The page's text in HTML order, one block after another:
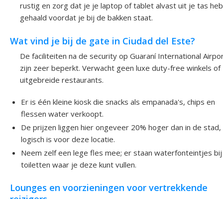
rustig en zorg dat je je laptop of tablet alvast uit je tas
gehaald voordat je bij de bakken staat.
Wat vind je bij de gate in Ciudad del Este?
De faciliteiten na de security op Guaraní International
zijn zeer beperkt. Verwacht geen luxe duty-free winkels of
uitgebreide restaurants.
Er is één kleine kiosk die snacks als empanada's, chips en
flessen water verkoopt.
De prijzen liggen hier ongeveer 20% hoger dan in de
logisch is voor deze locatie.
Neem zelf een lege fles mee; er staan waterfonteintjes
toiletten waar je deze kunt vullen.
Lounges en voorzieningen voor vertrekkende